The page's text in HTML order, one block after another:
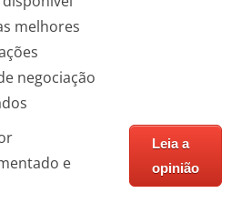
melhores
negociação
e
Leia a
opinião